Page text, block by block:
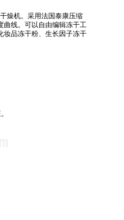
燥机。采用法国泰康压缩
曲线。可以自由编辑冻干工
妆品冻干粉、生长因子冻干